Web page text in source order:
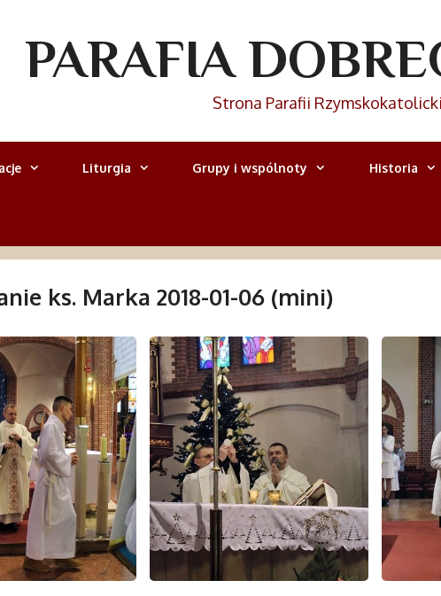
PARAFIA
Strona Parafii
Liturgia Grupy i wspólnoty Historia
ks. Marka 2018-01-06 (mini)